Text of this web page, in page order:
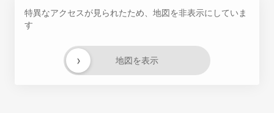
特異なアクセスが見られたため、地図を非表示にしていま
す
地図を表示
›